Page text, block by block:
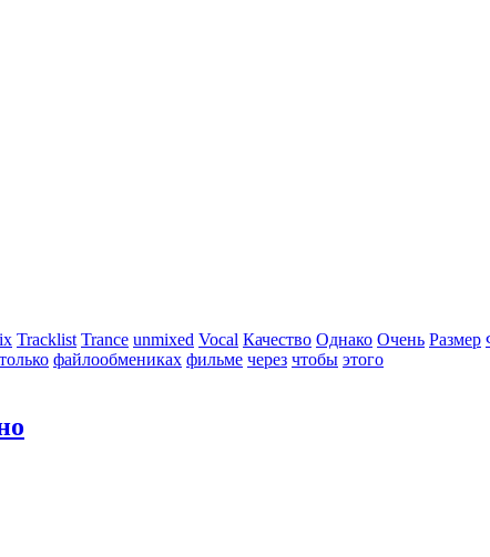
Tracklist Trance unmixed Vocal Качество Однако Очень Размер
только файлообмениках фильме через чтобы этого